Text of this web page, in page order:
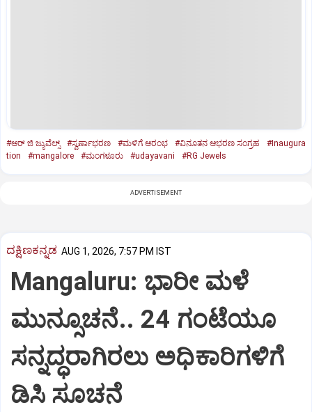
#ಆರ್‌ ಜಿ ಜ್ಯುವೆಲ್ಸ್‌ #ಸ್ವರ್ಣಾಭರಣ #ಮಳಿಗೆ ಆರಂಭ #ವಿನೂತನ ಆಭರಣ ಸಂಗ್ರಹ
#Inaugura
tion
#mangalore #ಮಂಗಳೂರು #udayavani #RG Jewels
ADVERTISEMENT
ದಕ್ಷಿಣಕನ್ನಡ AUG 1, 2026, 7:57 PM IST
Mangaluru: ಭಾರೀ ಮಳೆ
ಮುನ್ಸೂಚನೆ.. 24 ಗಂಟೆಯೂ
ಸನ್ನದ್ಧರಾಗಿರಲು ಅಧಿಕಾರಿಗಳಿಗೆ
ಡಿಸಿ ಸೂಚನೆ